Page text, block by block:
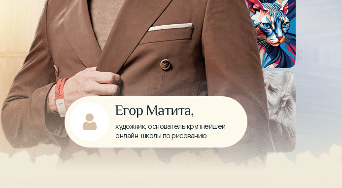
художник, основатель крупнейшей
онлайн-школы по рисованию